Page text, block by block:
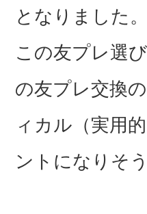
となりました。
この友プレ選
の友プレ交換
ィカル（実用
ントになりそう